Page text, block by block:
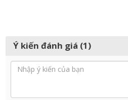
Ý kiến đánh giá (1)